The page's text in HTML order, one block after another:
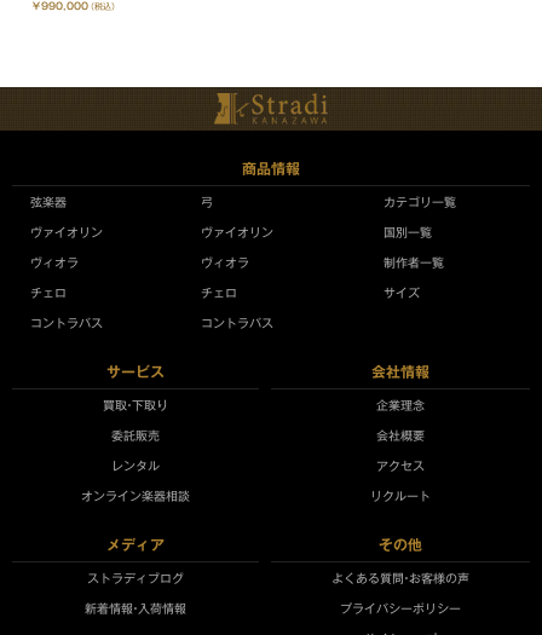
￥990,000（税込）
商品情報
弦楽器
ヴァイオリン
ヴィオラ
チェロ
コントラバス
弓
ヴァイオリン
ヴィオラ
チェロ
コントラバス
カテゴリ一覧
国別一覧
制作者一覧
サイズ
サービス
買取•下取り
委託販売
レンタル
オンライン楽器相談
会社情報
企業理念
会社概要
アクセス
リクルート
メディア
ストラディブログ
新着情報•入荷情報
その他
よくある質問•お客様の声
プライバシーポリシー